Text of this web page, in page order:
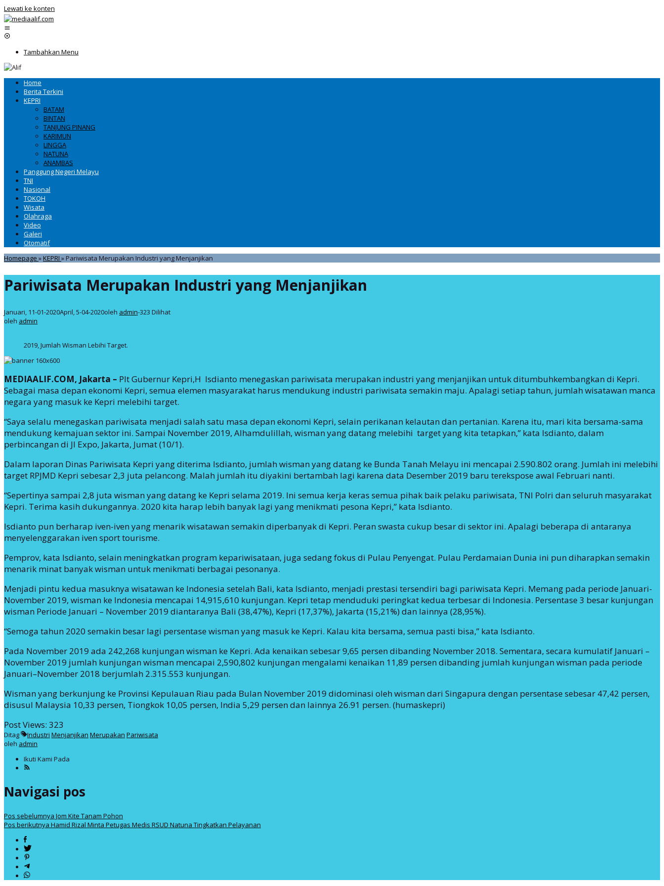
Lewati ke konten
Tambahkan Menu
Home
Berita Terkini
KEPRI
BATAM
BINTAN
TANJUNG PINANG
KARIMUN
LINGGA
NATUNA
ANAMBAS
Panggung Negeri Melayu
TNI
Nasional
TOKOH
Wisata
Olahraga
Video
Galeri
Otomatif
Homepage »KEPRI »Pariwisata Merupakan Industri yang Menjanjikan
Pariwisata Merupakan Industri yang Menjanjikan
Januari, 11-01-2020April, 5-04-2020oleh admin-323 Dilihat
oleh admin
2019, Jumlah Wisman Lebihi Target.
MEDIAALIF.COM, Jakarta – Plt Gubernur Kepri,H Isdianto menegaskan pariwisata merupakan industri yang menjanjikan untuk ditumbuhkembangkan di Kepri.
Sebagai masa depan ekonomi Kepri, semua elemen masyarakat harus mendukung industri pariwisata semakin maju. Apalagi setiap tahun, jumlah wisatawan manca
negara yang masuk ke Kepri melebihi target.
“Saya selalu menegaskan pariwisata menjadi salah satu masa depan ekonomi Kepri, selain perikanan kelautan dan pertanian. Karena itu, mari kita bersama-sama
mendukung kemajuan sektor ini. Sampai November 2019, Alhamdulillah, wisman yang datang melebihi target yang kita tetapkan,” kata Isdianto, dalam
perbincangan di JI Expo, Jakarta, Jumat (10/1).
Dalam laporan Dinas Pariwisata Kepri yang diterima Isdianto, jumlah wisman yang datang ke Bunda Tanah Melayu ini mencapai 2.590.802 orang. Jumlah ini melebihi
target RPJMD Kepri sebesar 2,3 juta pelancong. Malah jumlah itu diyakini bertambah lagi karena data Desember 2019 baru terekspose awal Februari nanti.
“Sepertinya sampai 2,8 juta wisman yang datang ke Kepri selama 2019. Ini semua kerja keras semua pihak baik pelaku pariwisata, TNI Polri dan seluruh masyarakat
Kepri. Terima kasih dukungannya. 2020 kita harap lebih banyak lagi yang menikmati pesona Kepri,” kata Isdianto.
Isdianto pun berharap iven-iven yang menarik wisatawan semakin diperbanyak di Kepri. Peran swasta cukup besar di sektor ini. Apalagi beberapa di antaranya
menyelenggarakan iven sport tourisme.
Pemprov, kata Isdianto, selain meningkatkan program kepariwisataan, juga sedang fokus di Pulau Penyengat. Pulau Perdamaian Dunia ini pun diharapkan semakin
menarik minat banyak wisman untuk menikmati berbagai pesonanya.
Menjadi pintu kedua masuknya wisatawan ke Indonesia setelah Bali, kata Isdianto, menjadi prestasi tersendiri bagi pariwisata Kepri. Memang pada periode Januari-
November 2019, wisman ke Indonesia mencapai 14,915,610 kunjungan. Kepri tetap menduduki peringkat kedua terbesar di Indonesia. Persentase 3 besar kunjungan
wisman Periode Januari – November 2019 diantaranya Bali (38,47%), Kepri (17,37%), Jakarta (15,21%) dan lainnya (28,95%).
“Semoga tahun 2020 semakin besar lagi persentase wisman yang masuk ke Kepri. Kalau kita bersama, semua pasti bisa,” kata Isdianto.
Pada November 2019 ada 242,268 kunjungan wisman ke Kepri. Ada kenaikan sebesar 9,65 persen dibanding November 2018. Sementara, secara kumulatif Januari –
November 2019 jumlah kunjungan wisman mencapai 2,590,802 kunjungan mengalami kenaikan 11,89 persen dibanding jumlah kunjungan wisman pada periode
Januari–November 2018 berjumlah 2.315.553 kunjungan.
Wisman yang berkunjung ke Provinsi Kepulauan Riau pada Bulan November 2019 didominasi oleh wisman dari Singapura dengan persentase sebesar 47,42 persen,
disusul Malaysia 10,33 persen, Tiongkok 10,05 persen, India 5,29 persen dan lainnya 26.91 persen. (humaskepri)
Post Views: 323
Ditag Industri Menjanjikan Merupakan Pariwisata
oleh admin
Ikuti Kami Pada
Navigasi pos
Pos sebelumnya Jom Kite Tanam Pohon
Pos berikutnya Hamid Rizal Minta Petugas Medis RSUD Natuna Tingkatkan Pelayanan